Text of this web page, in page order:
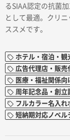
るSIAA認定の抗菌
として最適。クリ
ススメです。
ホテル・宿泊・観
広告代理店・販売
医療・福祉関係向
周年記念品・創立
フルカラー名入れ
短納期対応ノベル